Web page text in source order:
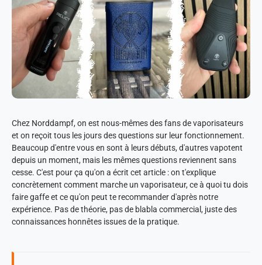
Chez Norddampf, on est nous-mêmes des fans de vaporisateurs
et on reçoit tous les jours des questions sur leur fonctionnement.
Beaucoup d'entre vous en sont à leurs débuts, d'autres vapotent
depuis un moment, mais les mêmes questions reviennent sans
cesse. C'est pour ça qu'on a écrit cet article : on t'explique
concrètement comment marche un vaporisateur, ce à quoi tu dois
faire gaffe et ce qu'on peut te recommander d'après notre
expérience. Pas de théorie, pas de blabla commercial, juste des
connaissances honnêtes issues de la pratique.